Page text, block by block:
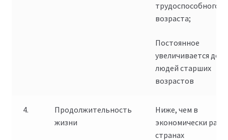
трудоспособного
возраста;
Постоянное
увеличивается доля
людей старших
возрастов
4.
Продолжительность
жизни
Ниже, чем в
экономически
странах